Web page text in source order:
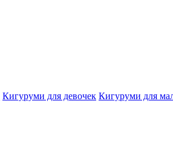
Кигуруми для девочек Кигуруми для